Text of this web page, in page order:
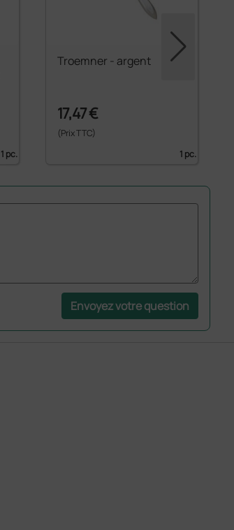
1 pc.
Troemner - argent
17,47 €
(Prix TTC)
1 pc.
Envoyez votre question